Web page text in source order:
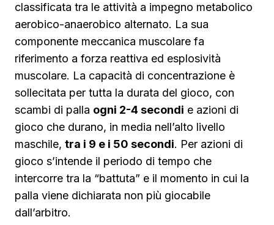
classificata tra le attività a impegno metabolico
aerobico-anaerobico alternato. La sua
componente meccanica muscolare fa
riferimento a forza reattiva ed esplosività
muscolare. La capacità di concentrazione è
sollecitata per tutta la durata del gioco, con
scambi di palla ogni 2-4 secondi e azioni di
gioco che durano, in media nell’alto livello
maschile, tra i 9 e i 50 secondi. Per azioni di
gioco s’intende il periodo di tempo che
intercorre tra la “battuta” e il momento in cui la
palla viene dichiarata non più giocabile
dall’arbitro.